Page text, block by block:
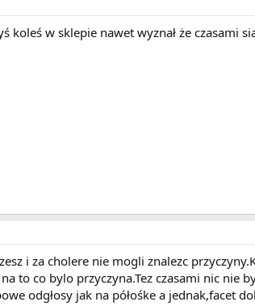
koleś w sklepie nawet wyznał że czasami
i za cholere nie mogli znalezc
to co bylo przyczyna.Tez czasami nic nie
odgłosy jak na półośke a jednak,facet